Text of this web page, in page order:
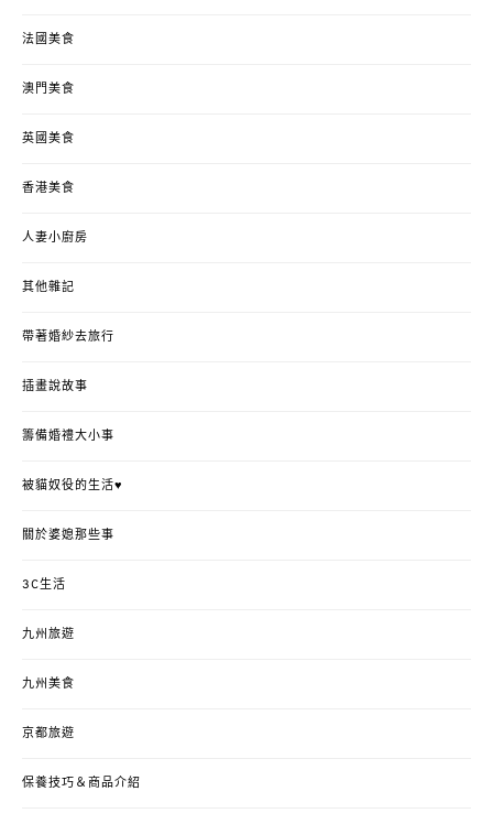
法國美食
澳門美食
英國美食
香港美食
人妻小廚房
其他雜記
帶著婚紗去旅行
插畫說故事
籌備婚禮大小事
被貓奴役的生活♥
關於婆媳那些事
3C生活
九州旅遊
九州美食
京都旅遊
保養技巧＆商品介紹